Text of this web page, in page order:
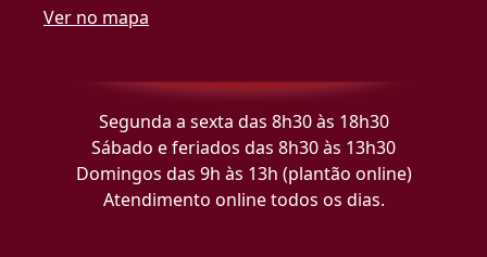
Ver no mapa
Segunda a sexta das 8h30 às 18h30
Sábado e feriados das 8h30 às 13h30
Domingos das 9h às 13h (plantão online)
Atendimento online todos os dias.